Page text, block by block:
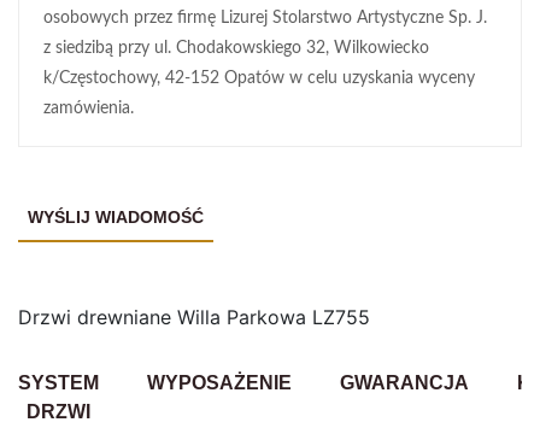
osobowych przez firmę Lizurej Stolarstwo Artystyczne Sp. J.
z siedzibą przy ul. Chodakowskiego 32, Wilkowiecko
k/Częstochowy, 42-152 Opatów w celu uzyskania wyceny
zamówienia.
Drzwi drewniane Willa Parkowa LZ755
SYSTEM
DRZWI
WYPOSAŻENIE GWARANCJA